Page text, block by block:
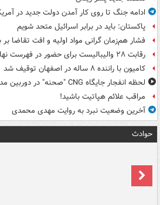
ادامه جنگ تا روی کار آمدن دولت جدید در
پاکستان: باید در برابر اسرائیل متحد شویم
فشار هم‌زمان گرانی مواد اولیه و افت تقاضا بر
رقابت ۲۸ والیبالیست برای حضور در فهرست نهایی تیم ملی
کامیون با راننده ۸ ساله در اصفهان توقیف شد
لحظه انفجار جایگاه CNG "صحنه" در دوربین مداربسته
مراقب علائم هپاتیت باشید!
آخرین وضعیت نبرد به روایت مهدی محمدی
حوادث